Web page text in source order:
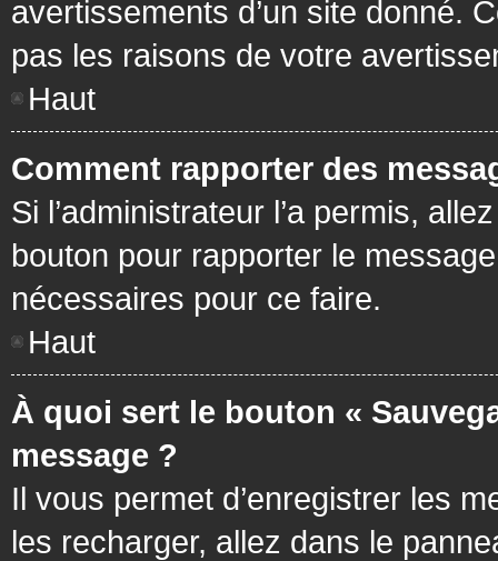
avertissements d’un site donné.
pas les raisons de votre
Haut
Comment rapporter des
Si l’administrateur l’a permis,
bouton pour rapporter le
nécessaires pour ce faire.
Haut
À quoi sert le bouton «
message ?
Il vous permet d’enregistrer les
les recharger, allez dans le